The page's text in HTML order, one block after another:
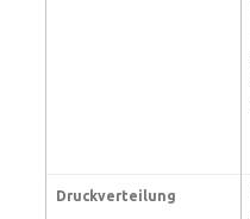
Druckverteilung